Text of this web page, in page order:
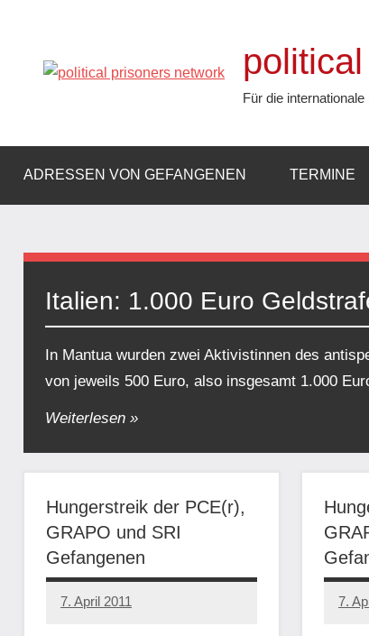
springen
Für die
ADRESSEN VON GEFANGENEN TERMINE
Italien: 1.000 Euro
In Mantua wurden zwei Aktivistinnen des
von jeweils 500 Euro, also insgesamt 1.000
Weiterlesen
Hungerstreik der PCE(r),
GRAPO und SRI
Gefangenen
7. April 2011
admin
7.